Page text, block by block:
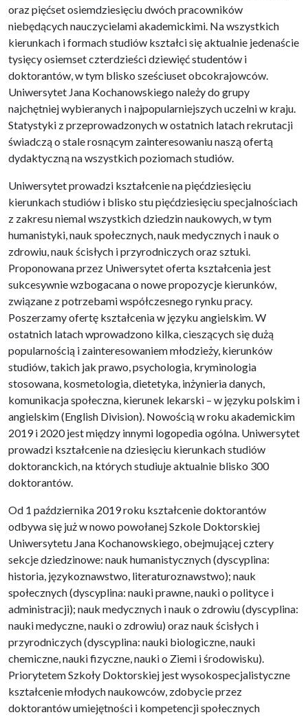
oraz pięćset osiemdziesięciu dwóch pracowników
niebędących nauczycielami akademickimi. Na wszystkich
kierunkach i formach studiów kształci się aktualnie jedenaście
tysięcy osiemset czterdzieści dziewięć studentów i
doktorantów, w tym blisko sześciuset obcokrajowców.
Uniwersytet Jana Kochanowskiego należy do grupy
najchętniej wybieranych i najpopularniejszych uczelni w kraju.
Statystyki z przeprowadzonych w ostatnich latach rekrutacji
świadczą o stale rosnącym zainteresowaniu naszą ofertą
dydaktyczną na wszystkich poziomach studiów.
Uniwersytet prowadzi kształcenie na pięćdziesięciu
kierunkach studiów i blisko stu pięćdziesięciu specjalnościach
z zakresu niemal wszystkich dziedzin naukowych, w tym
humanistyki, nauk społecznych, nauk medycznych i nauk o
zdrowiu, nauk ścisłych i przyrodniczych oraz sztuki.
Proponowana przez Uniwersytet oferta kształcenia jest
sukcesywnie wzbogacana o nowe propozycje kierunków,
związane z potrzebami współczesnego rynku pracy.
Poszerzamy ofertę kształcenia w języku angielskim. W
ostatnich latach wprowadzono kilka, cieszących się dużą
popularnością i zainteresowaniem młodzieży, kierunków
studiów, takich jak prawo, psychologia, kryminologia
stosowana, kosmetologia, dietetyka, inżynieria danych,
komunikacja społeczna, kierunek lekarski – w języku polskim i
angielskim (English Division). Nowością w roku akademickim
2019 i 2020 jest między innymi logopedia ogólna. Uniwersytet
prowadzi kształcenie na dziesięciu kierunkach studiów
doktoranckich, na których studiuje aktualnie blisko 300
doktorantów.
Od 1 października 2019 roku kształcenie doktorantów
odbywa się już w nowo powołanej Szkole Doktorskiej
Uniwersytetu Jana Kochanowskiego, obejmującej cztery
sekcje dziedzinowe: nauk humanistycznych (dyscyplina:
historia, językoznawstwo, literaturoznawstwo); nauk
społecznych (dyscyplina: nauki prawne, nauki o polityce i
administracji); nauk medycznych i nauk o zdrowiu (dyscyplina:
nauki medyczne, nauki o zdrowiu) oraz nauk ścisłych i
przyrodniczych (dyscyplina: nauki biologiczne, nauki
chemiczne, nauki fizyczne, nauki o Ziemi i środowisku).
Priorytetem Szkoły Doktorskiej jest wysokospecjalistyczne
kształcenie młodych naukowców, zdobycie przez
doktorantów umiejętności i kompetencji społecznych